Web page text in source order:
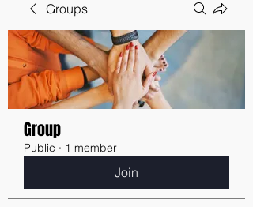
Groups
Group
Public · 1 member
Join